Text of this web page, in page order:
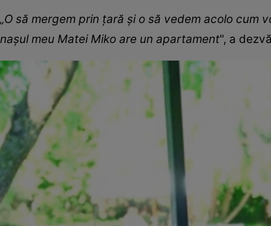
„O să mergem prin țară și o să vedem acolo cum
nașul meu Matei Miko are un apartament", a